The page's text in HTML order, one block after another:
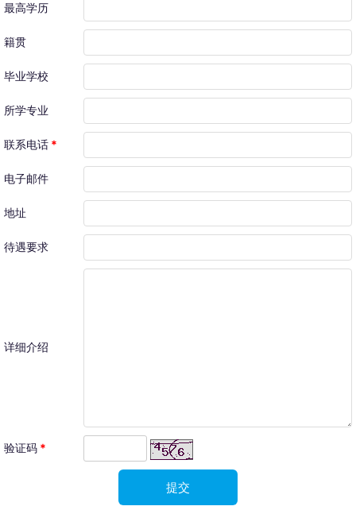
最高学历
籍贯
毕业学校
所学专业
联系电话 *
电子邮件
地址
待遇要求
详细介绍
验证码 *